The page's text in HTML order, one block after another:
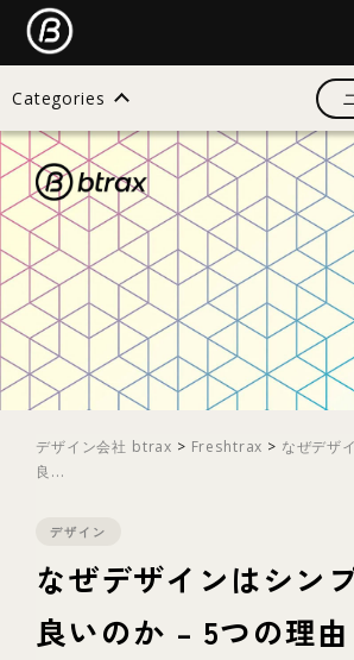
Categories
検索
すべて
デザイン
イノベーシ
テクノロジ
デザイン会社 btrax > Freshtrax > なぜデザ
良...
デザイン
なぜデザインはシン
良いのか – 5つの理